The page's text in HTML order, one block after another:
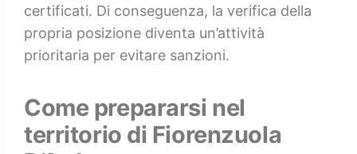
certificati. Di conseguenza, la verifica della
propria posizione diventa un’attività
prioritaria per evitare sanzioni.
Come prepararsi nel
territorio di Fiorenzuola